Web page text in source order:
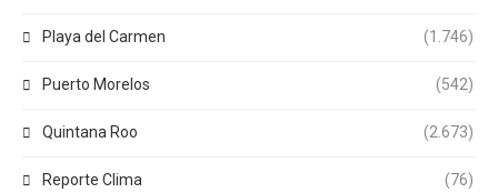
Playa del Carmen (1.746)
Puerto Morelos (542)
Quintana Roo (2.673)
Reporte Clima (76)